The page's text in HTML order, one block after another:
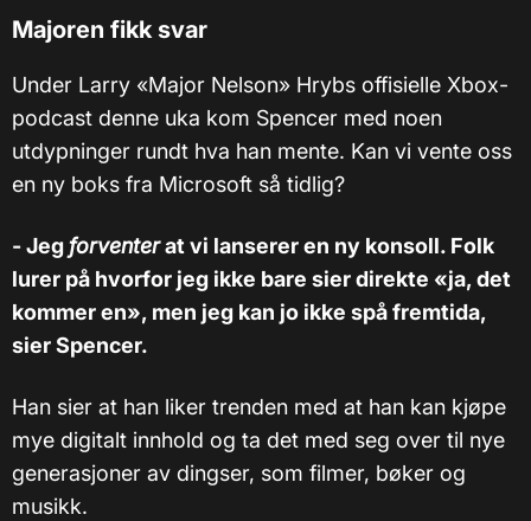
Majoren fikk svar
Under Larry «Major Nelson» Hrybs offisielle Xbox-
podcast denne uka kom Spencer med noen
utdypninger rundt hva han mente. Kan vi vente oss
en ny boks fra Microsoft så tidlig?
- Jegforventerat vi lanserer en ny konsoll. Folk
lurer på hvorfor jeg ikke bare sier direkte «ja, det
kommer en», men jeg kan jo ikke spå fremtida,
sier Spencer.
Han sier at han liker trenden med at han kan kjøpe
mye digitalt innhold og ta det med seg over til nye
generasjoner av dingser, som filmer, bøker og
musikk.